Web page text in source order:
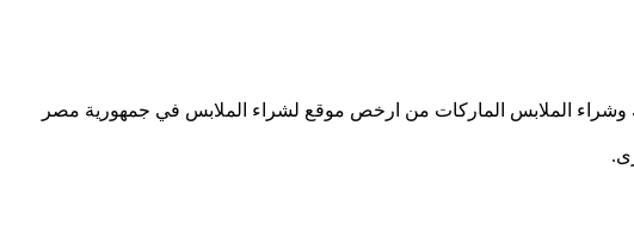
وشراء الملابس الماركات من ارخص موقع لشراء الملابس في جمهورية مصر